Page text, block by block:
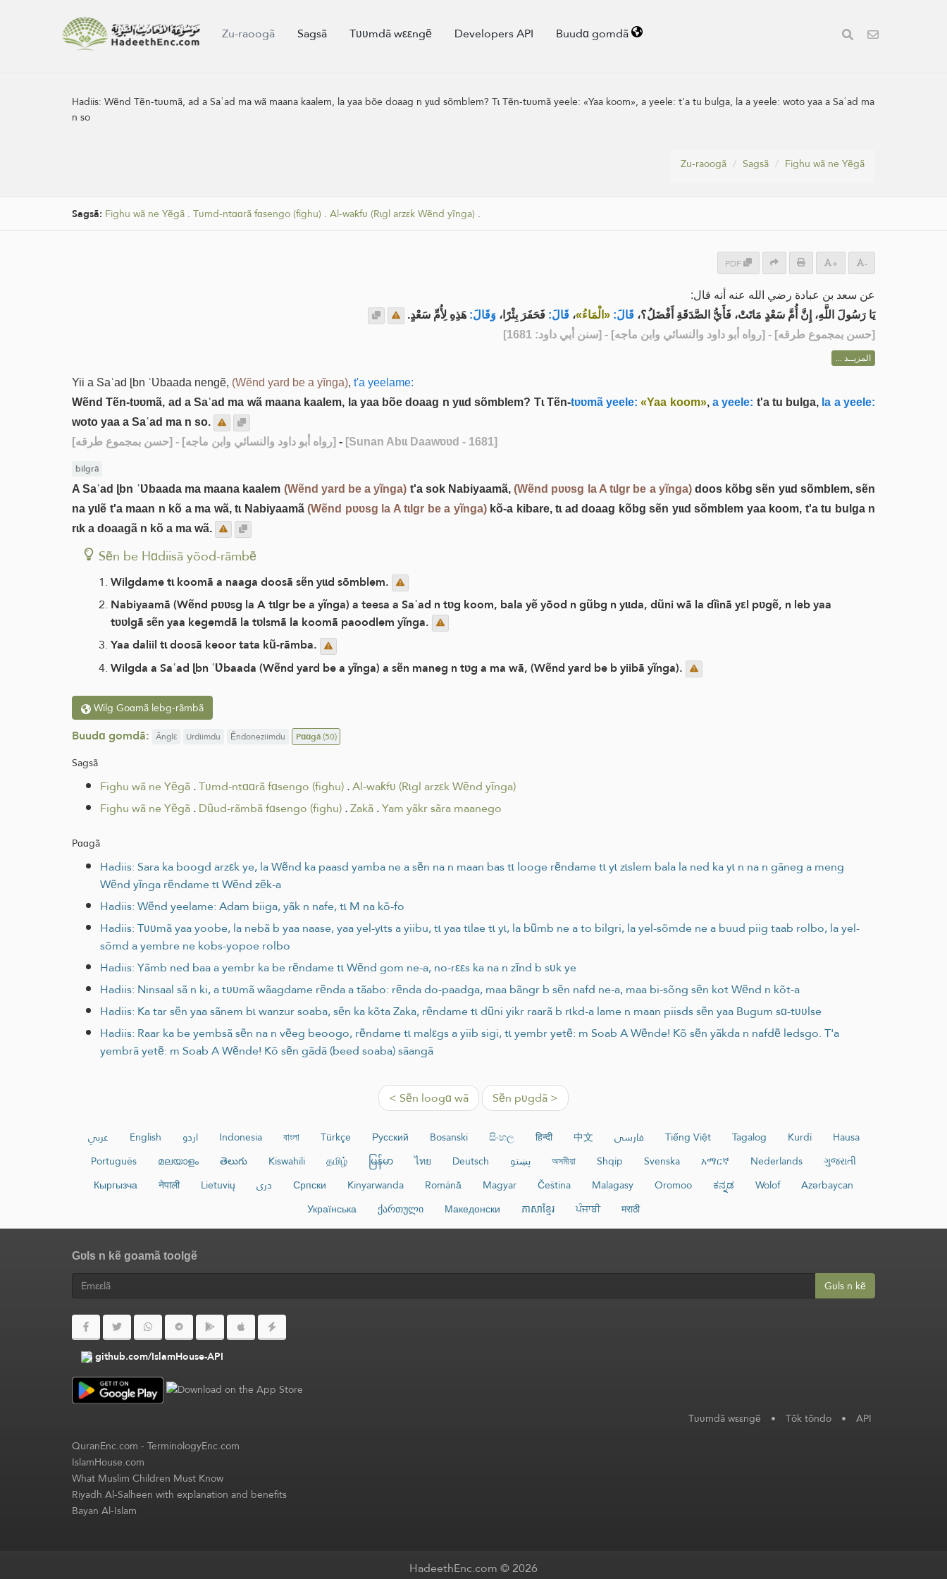
Zu-raoogã Sagsã Tʋʋmdã wεεngẽ Developers API Buudɑ gomdã
Hadiis:Wẽnd Tẽn-tʋʋmã, ad a Saʿad ma wã maana kaalem, la yaa bõe doaag n yɩɩd sõmblem? Tɩ Tẽn-tʋʋmã yeele: «Yaa koom», a yeele: t'a tu bulga, la a yeele: woto yaa a Saʿad ma
n so
Zu-raoogã Sagsã Fighu wã ne Yẽgã
Sagsã: Fighu wã ne Yẽgã . Tʋmd-ntɑɑrã fɑsengo (fighu) . Al-waƙfʋ (Rɩgl arzεk Wẽnd yĩnga) .
PDF + -
عن سعد بن عبادة رضي الله عنه أنه قال:
يَا رَسُولَ اللَّهِ، إِنَّ أُمَّ سَعْدٍ مَاتَتْ، فَأَيُّ الصَّدَقَةِ أَفْضَلُ؟، قَالَ: «الْمَاءُ»، قَالَ: فَحَفَرَ بِئْرًا، وَقَالَ: هَذِهِ لِأُمِّ سَعْدٍ.
[حسن بمجموع طرقه] - [رواه أبو داود والنسائي وابن ماجه] - [سنن أبي داود: 1681]
المزيــد ...
Yii a Saʿad ɭbn ʿƲbaada nengẽ, (Wẽnd yard be a yĩnga), t'a yeelame:
Wẽnd Tẽn-tʋʋmã, ad a Saʿad ma wã maana kaalem, la yaa bõe doaag n yɩɩd sõmblem? Tɩ Tẽn-tʋʋmã yeele: «Yaa koom»,a yeele: t'a tu bulga, la a yeele:
woto yaa a Saʿad ma n so.
[حسن بمجموع طرقه]
- [رواه أبو داود والنسائي وابن ماجه] - [Sunan Abɩɩ Daawʋʋd - 1681]
bilgrã
A Saʿad ɭbn ʿƲbaada ma maana kaalem (Wẽnd yard be a yĩnga) t'a sok Nabiyaamã,(Wẽnd pʋʋsg la A tɩlgr be a yĩnga)doos kõbg sẽn yɩɩd sõmblem, sẽn
na yɩlẽ t'a maan n kõ a ma wã, tɩ Nabiyaamã(Wẽnd pʋʋsg la A tɩlgr be a yĩnga)kõ-a kibare, tɩ ad doaag kõbg sẽn yɩɩd sõmblem yaa koom, t'a tu bulga n
rɩk a doaagã n kõ a ma wã.
Sẽn be Hɑdiisã yõod-rãmbẽ
Wilgdame tɩ koomã a naaga doosã sẽn yɩɩd sõmblem.
Nabiyaamã (Wẽnd pʋʋsg la A tɩlgr be a yĩnga) a teesa a Saʿad n tʋg koom, bala yẽ yõod n gũbg n yɩɩda, dũni wã la dĩinã yεl pʋgẽ, n leb yaa
tʋʋlgã sẽn yaa kegemdã la tʋlsmã la koomã paoodlem yĩnga.
Yaa daliil tɩ doosã keoor tata kũ-rãmba.
Wilgda a Saʿad ɭbn ʿƲbaada (Wẽnd yard be a yĩnga) a sẽn maneg n tʋg a ma wã, (Wẽnd yard be b yiibã yĩnga).
Wilg Goɑmã lebg-rãmbã
Buudɑ gomdã: Ãnglε Urdiimdu Ẽndoneziimdu Pɑɑgã(50)
Sagsã
Fighu wã ne Yẽgã.Tʋmd-ntɑɑrã fɑsengo (fighu).Al-waƙfʋ (Rɩgl arzεk Wẽnd yĩnga)
Fighu wã ne Yẽgã.Dũud-rãmbã fɑsengo (fighu).Zakã.Yam yãkr sãra maanego
Pɑɑgã
Hadiis: Sara ka boogd arzεk ye, la Wẽnd ka paasd yamba ne a sẽn na n maan bas tɩ looge rẽndame tɩ yɩ zɩslem bala la ned ka yɩ n na n gãneg a meng
Wẽnd yĩnga rẽndame tɩ Wẽnd zẽk-a
Hadiis: Wẽnd yeelame: Adam biiga, yãk n nafe, tɩ M na kõ-fo
Hadiis: Tʋʋmã yaa yoobe, la nebã b yaa naase, yaa yel-yɩts a yiibu, tɩ yaa tɩlae tɩ yɩ, la bũmb ne a to bilgri, la yel-sõmde ne a buud piig taab rolbo, la yel-
sõmd a yembre ne kobs-yopoe rolbo
Hadiis: Yãmb ned baa a yembr ka be rẽndame tɩ Wẽnd gom ne-a, no-rεεs ka na n zĩnd b sʋk ye
Hadiis: Ninsaal sã n ki, a tʋʋmã wãagdame rẽnda a tãabo: rẽnda do-paadga, maa bãngr b sẽn nafd ne-a, maa bi-sõng sẽn kot Wẽnd n kõt-a
Hadiis: Ka tar sẽn yaa sãnem bɩ wanzur soaba, sẽn ka kõta Zaka, rẽndame tɩ dũni yikr raarã b rɩkd-a lame n maan piisds sẽn yaa Bugum sɑ-tʋʋlse
Hadiis: Raar ka be yembsã sẽn na n vẽeg beoogo, rẽndame tɩ malεgs a yiib sigi, tɩ yembr yetẽ: m Soab A Wẽnde! Kõ sẽn yãkda n nafdẽ ledsgo. T'a
yembrã yetẽ: m Soab A Wẽnde! Kõ sẽn gãdã (beed soaba) sãangã
< Sẽn loogɑ wã Sẽn pʋgdã >
عربي English اردو Indonesia বাংলা Türkçe Русский Bosanski සිංහල हिन्दी 中文 فارسی Tiếng Việt Tagalog Kurdî
Hausa
Português
മലയാളം తెలుగు Kiswahili தமிழ் မြန်မာ ไทย Deutsch پښتو অসমীয়া Shqip Svenska አማርኛ Nederlands
ગુજરાતી
Кыргызча
नेपाली Lietuvių دری Српски Kinyarwanda Română Magyar Čeština Malagasy Oromoo ಕನ್ನಡ Wolof
Azərbaycan
Українська
ქართული Македонски ភាសាខ្មែរ ਪੰਜਾਬੀ मराठी
Gʋls n kẽ goamã toolgẽ
Gʋls n kẽ
github.com/IslamHouse-API
Tʋʋmdã wεεngẽ • Tõk tõndo • API
QuranEnc.com-TerminologyEnc.com
IslamHouse.com
What Muslim Children Must Know
Riyadh Al-Salheen with explanation and benefits
Bayan Al-Islam
HadeethEnc.com © 2026